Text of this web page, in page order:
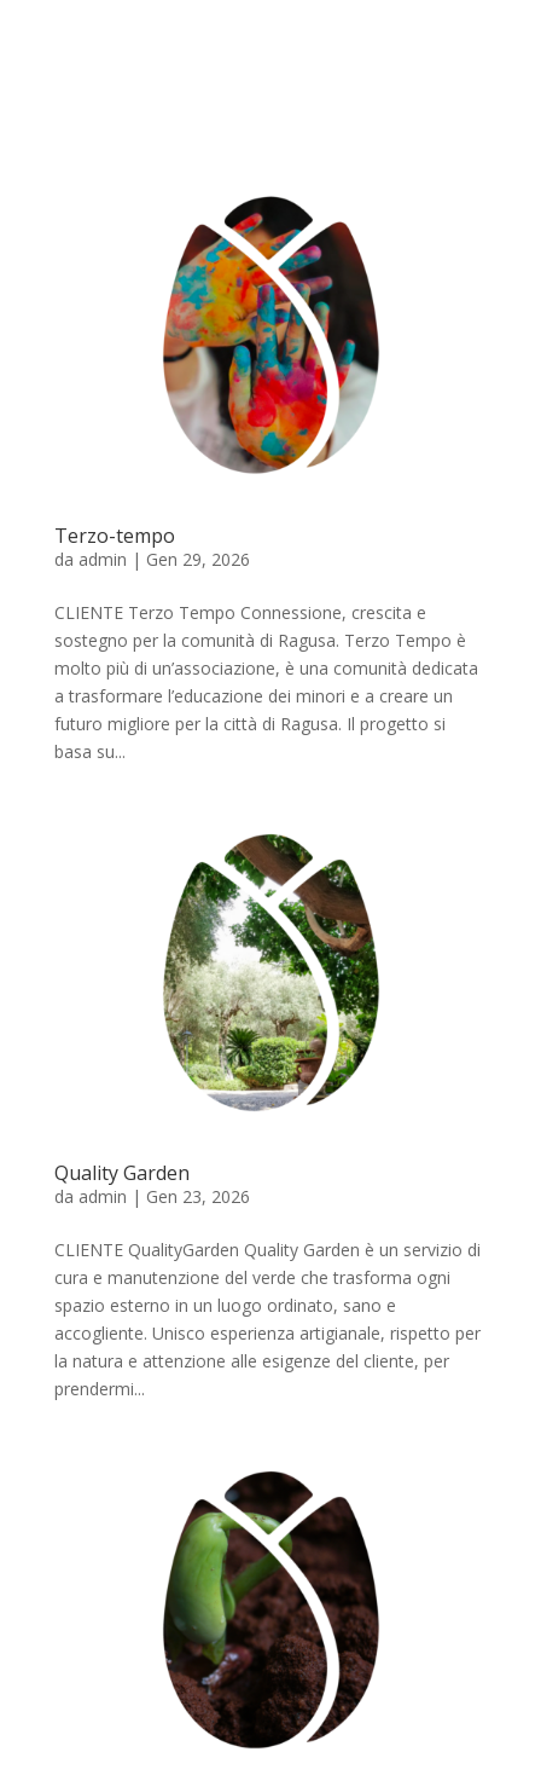
Terzo-tempo
da admin | Gen 29, 2026
CLIENTE Terzo Tempo Connessione, crescita e
sostegno per la comunità di Ragusa. Terzo Tempo è
molto più di un’associazione, è una comunità dedicata
a trasformare l’educazione dei minori e a creare un
futuro migliore per la città di Ragusa. Il progetto si
basa su...
Quality Garden
da admin | Gen 23, 2026
CLIENTE QualityGarden Quality Garden è un servizio di
cura e manutenzione del verde che trasforma ogni
spazio esterno in un luogo ordinato, sano e
accogliente. Unisco esperienza artigianale, rispetto per
la natura e attenzione alle esigenze del cliente, per
prendermi...